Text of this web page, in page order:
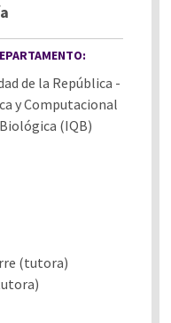
de la República -
y Computacional
(IQB)
(tutora)